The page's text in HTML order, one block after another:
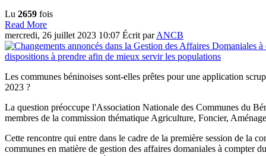
Lu 2659 fois
Read More
mercredi, 26 juillet 2023 10:07 Écrit parANCB
Les communes béninoises sont-elles prêtes pour une application
2023 ?
La question préoccupe l'Association Nationale des Communes du
membres de la commission thématique Agriculture, Foncier,
Cette rencontre qui entre dans le cadre de la première session de la
communes en matière de gestion des affaires domaniales à compter